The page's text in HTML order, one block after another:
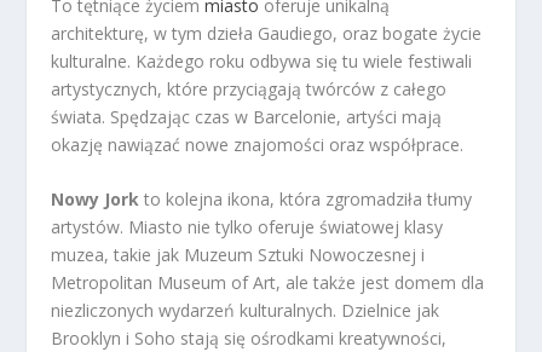
To tętniące życiemmiasto oferuje unikalną
architekturę, w tym dzieła Gaudiego, oraz bogate życie
kulturalne. Każdego roku odbywa się tu wiele festiwali
artystycznych, które przyciągają twórców z całego
świata. Spędzając czas w Barcelonie, artyści mają
okazję nawiązać nowe znajomości oraz współprace.
Nowy Jork to kolejna ikona, która zgromadziła tłumy
artystów. Miasto nie tylko oferuje światowej klasy
muzea, takie jak Muzeum Sztuki Nowoczesnej i
Metropolitan Museum of Art, ale także jest domem dla
niezliczonych wydarzeń kulturalnych. Dzielnice jak
Brooklyn i Soho stają się ośrodkami kreatywności,